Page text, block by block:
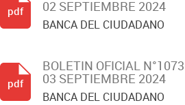
02 SEPTIEMBRE 2024
BANCA DEL CIUDADANO
pdf
BOLETIN OFICIAL N°1073
03 SEPTIEMBRE 2024
BANCA DEL CIUDADANO
pdf